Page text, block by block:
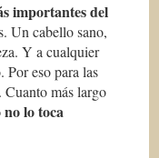
importantes del
Un cabello sano,
Y a cualquier
Por eso para las
Cuanto más largo
no lo toca